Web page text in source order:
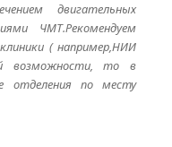
двигательных
ЧМТ.Рекомендуем
( например,НИИ
возможности, то в
отделения по месту